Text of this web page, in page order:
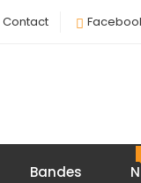
Contact
Bandes